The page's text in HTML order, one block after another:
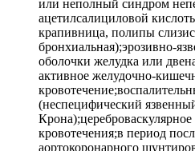
или неполный синдром
ацетилсалициловой
крапивница, полипы
бронхиальная);эрозивно-
оболочки желудка или
активное желудочно-
(неспецифический
кровотечения;в период
аортокоронарного